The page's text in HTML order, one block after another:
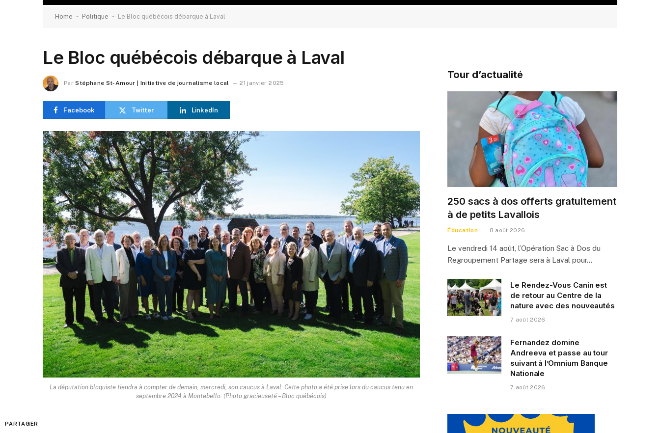
Home - Politique - Le Bloc québécois débarque à Laval
Le Bloc québécois débarque à Laval
Par Stéphane St-Amour | Initiative de journalisme local 21 janvier 2025
Facebook Twitter LinkedIn
La députation bloquiste tiendra à compter de demain, mercredi, son caucus à Laval. Cette photo a été prise lors du caucus tenu en
septembre 2024 à Montebello. (Photo gracieuseté – Bloc québécois)
PARTAGER
Tour d’actualité
250 sacs à dos offerts gratuitement
à de petits Lavallois
Éducation 8 août 2026
Le vendredi 14 août, l’Opération Sac à Dos du
Regroupement Partage sera à Laval pour…
Le Rendez-Vous Canin est
de retour au Centre de la
nature avec des nouveautés
7 août 2026
Fernandez domine
Andreeva et passe au tour
suivant à l’Omnium Banque
Nationale
7 août 2026